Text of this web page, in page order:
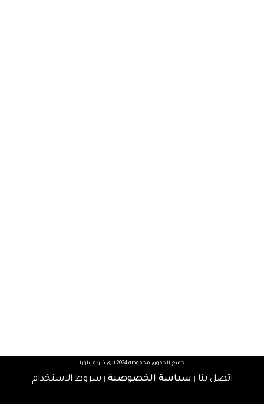
جميع الحقوق محفوظة 2024 لدى شركة إيلورا
اتصل بنا|سياسة الخصوصية|شروط الاستخدام